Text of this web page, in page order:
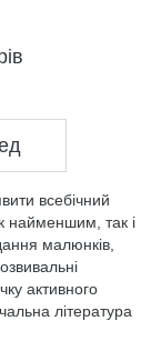
всебічний
найменшим, так і
малюнків,
активного
література